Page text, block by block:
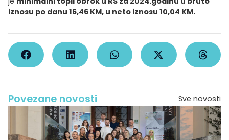
iznosu po danu 16,46 KM, u neto iznosu 10,04 KM.
Povezane novosti Sve novosti